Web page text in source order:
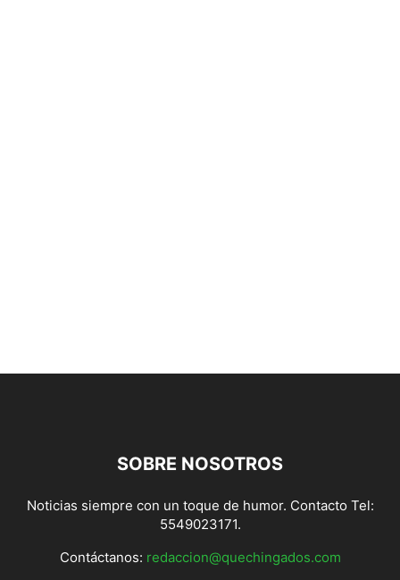
SOBRE NOSOTROS
Noticias siempre con un toque de humor. Contacto Tel:
5549023171.
Contáctanos: redaccion@quechingados.com